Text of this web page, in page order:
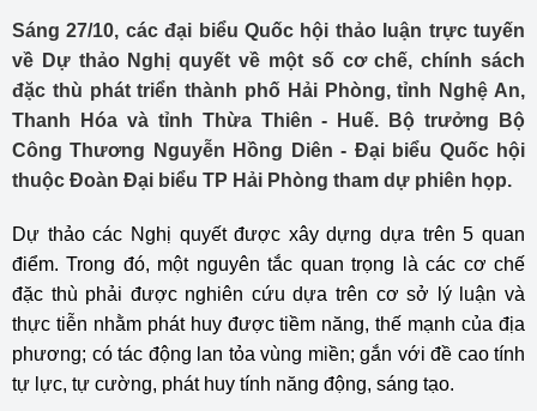
Sáng 27/10, các đại biểu Quốc hội thảo luận trực tuyến
về Dự thảo Nghị quyết về một số cơ chế, chính sách
đặc thù phát triển thành phố Hải Phòng, tỉnh Nghệ An,
Thanh Hóa và tỉnh Thừa Thiên - Huế. Bộ trưởng Bộ
Công Thương Nguyễn Hồng Diên - Đại biểu Quốc hội
thuộc Đoàn Đại biểu TP Hải Phòng tham dự phiên họp.
Dự thảo các Nghị quyết được xây dựng dựa trên 5 quan
điểm. Trong đó, một nguyên tắc quan trọng là các cơ chế
đặc thù phải được nghiên cứu dựa trên cơ sở lý luận và
thực tiễn nhằm phát huy được tiềm năng, thế mạnh của địa
phương; có tác động lan tỏa vùng miền; gắn với đề cao tính
tự lực, tự cường, phát huy tính năng động, sáng tạo.